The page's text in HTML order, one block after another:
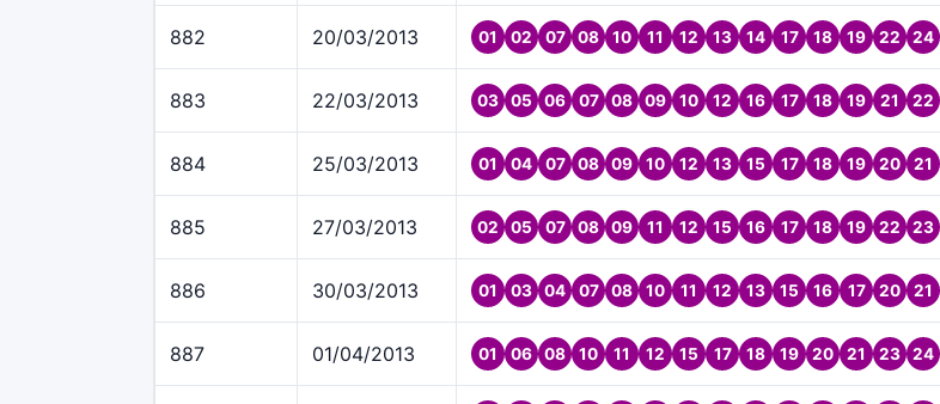
882 20/03/2013 01 02 07 08 10 11 12 13 14 17 18 19 22 24
883 22/03/2013 03 05 06 07 08 09 10 12 16 17 18 19 21 22
884 25/03/2013 01 04 07 08 09 10 12 13 15 17 18 19 20 21
885 27/03/2013 02 05 07 08 09 11 12 15 16 17 18 19 22 23
886 30/03/2013 01 03 04 07 08 10 11 12 13 15 16 17 20 21
887 01/04/2013 01 06 08 10 11 12 15 17 18 19 20 21 23 24